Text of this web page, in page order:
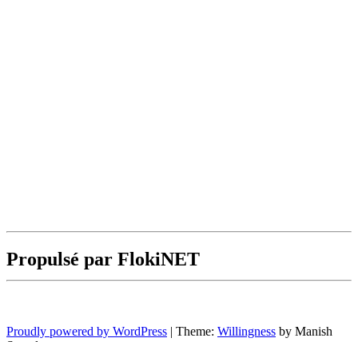
Propulsé par FlokiNET
Proudly powered by WordPress | Theme: Willingness by Manish